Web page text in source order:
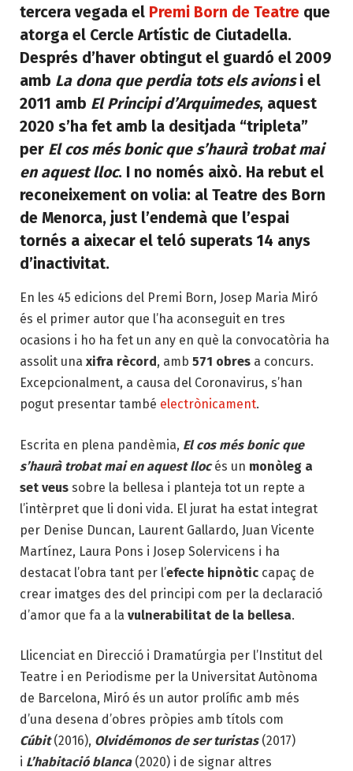
tercera vegada el Premi Born de Teatre que
atorga el Cercle Artístic de Ciutadella.
Després d’haver obtingut el guardó el 2009
amb La dona que perdia tots els avionsi el
2011 amb El Principi d’Arquimedes, aquest
2020 s’ha fet amb la desitjada “tripleta”
per El cos més bonic que s’haurà trobat mai
en aquest lloc. I no només això. Ha rebut el
reconeixement on volia: al Teatre des Born
de Menorca, just l’endemà que l’espai
tornés a aixecar el teló superats 14 anys
d’inactivitat.
En les 45 edicions del Premi Born, Josep Maria Miró
és el primer autor que l’ha aconseguit en tres
ocasions i ho ha fet un any en què la convocatòria ha
assolit una xifra rècord, amb 571 obres a concurs.
Excepcionalment, a causa del Coronavirus, s’han
pogut presentar també electrònicament.
Escrita en plena pandèmia, El cos més bonic que
s’haurà trobat mai en aquest llocés un monòleg a
set veus sobre la bellesa i planteja tot un repte a
l’intèrpret que li doni vida. El jurat ha estat integrat
per Denise Duncan, Laurent Gallardo, Juan Vicente
Martínez, Laura Pons i Josep Solervicens i ha
destacat l’obra tant per l’efecte hipnòtic capaç de
crear imatges des del principi com per la declaració
d’amor que fa a la vulnerabilitat de la bellesa.
Llicenciat en Direcció i Dramatúrgia per l’Institut del
Teatre i en Periodisme per la Universitat Autònoma
de Barcelona, Miró és un autor prolífic amb més
d’una desena d’obres pròpies amb títols com
Cúbit(2016), Olvidémonos de ser turistas(2017)
i L’habitació blanca (2020) i de signar altres